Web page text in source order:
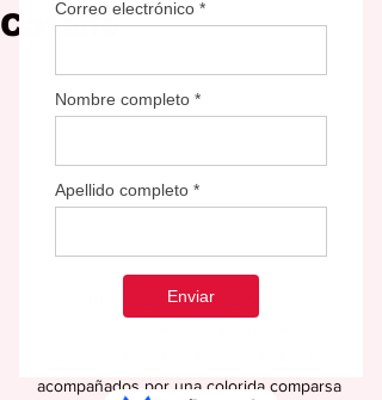
Cataño
Los participantes del trineo de Humacao
acompañados por una colorida comparsa